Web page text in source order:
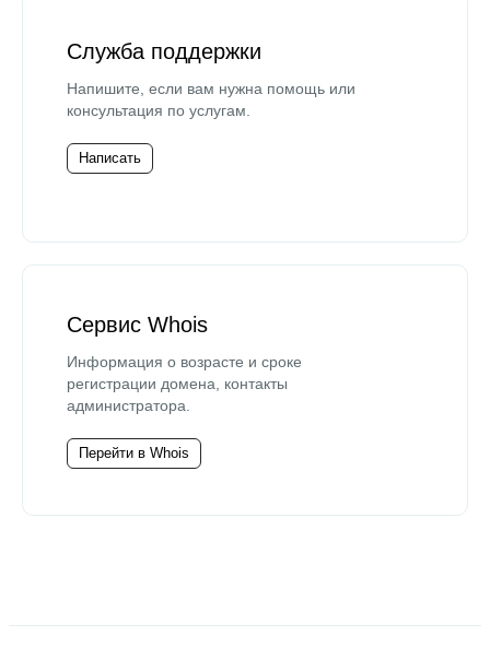
Служба поддержки
Напишите, если вам нужна помощь или
консультация по услугам.
Написать
Сервис Whois
Информация о возрасте и сроке
регистрации домена, контакты
администратора.
Перейти в Whois